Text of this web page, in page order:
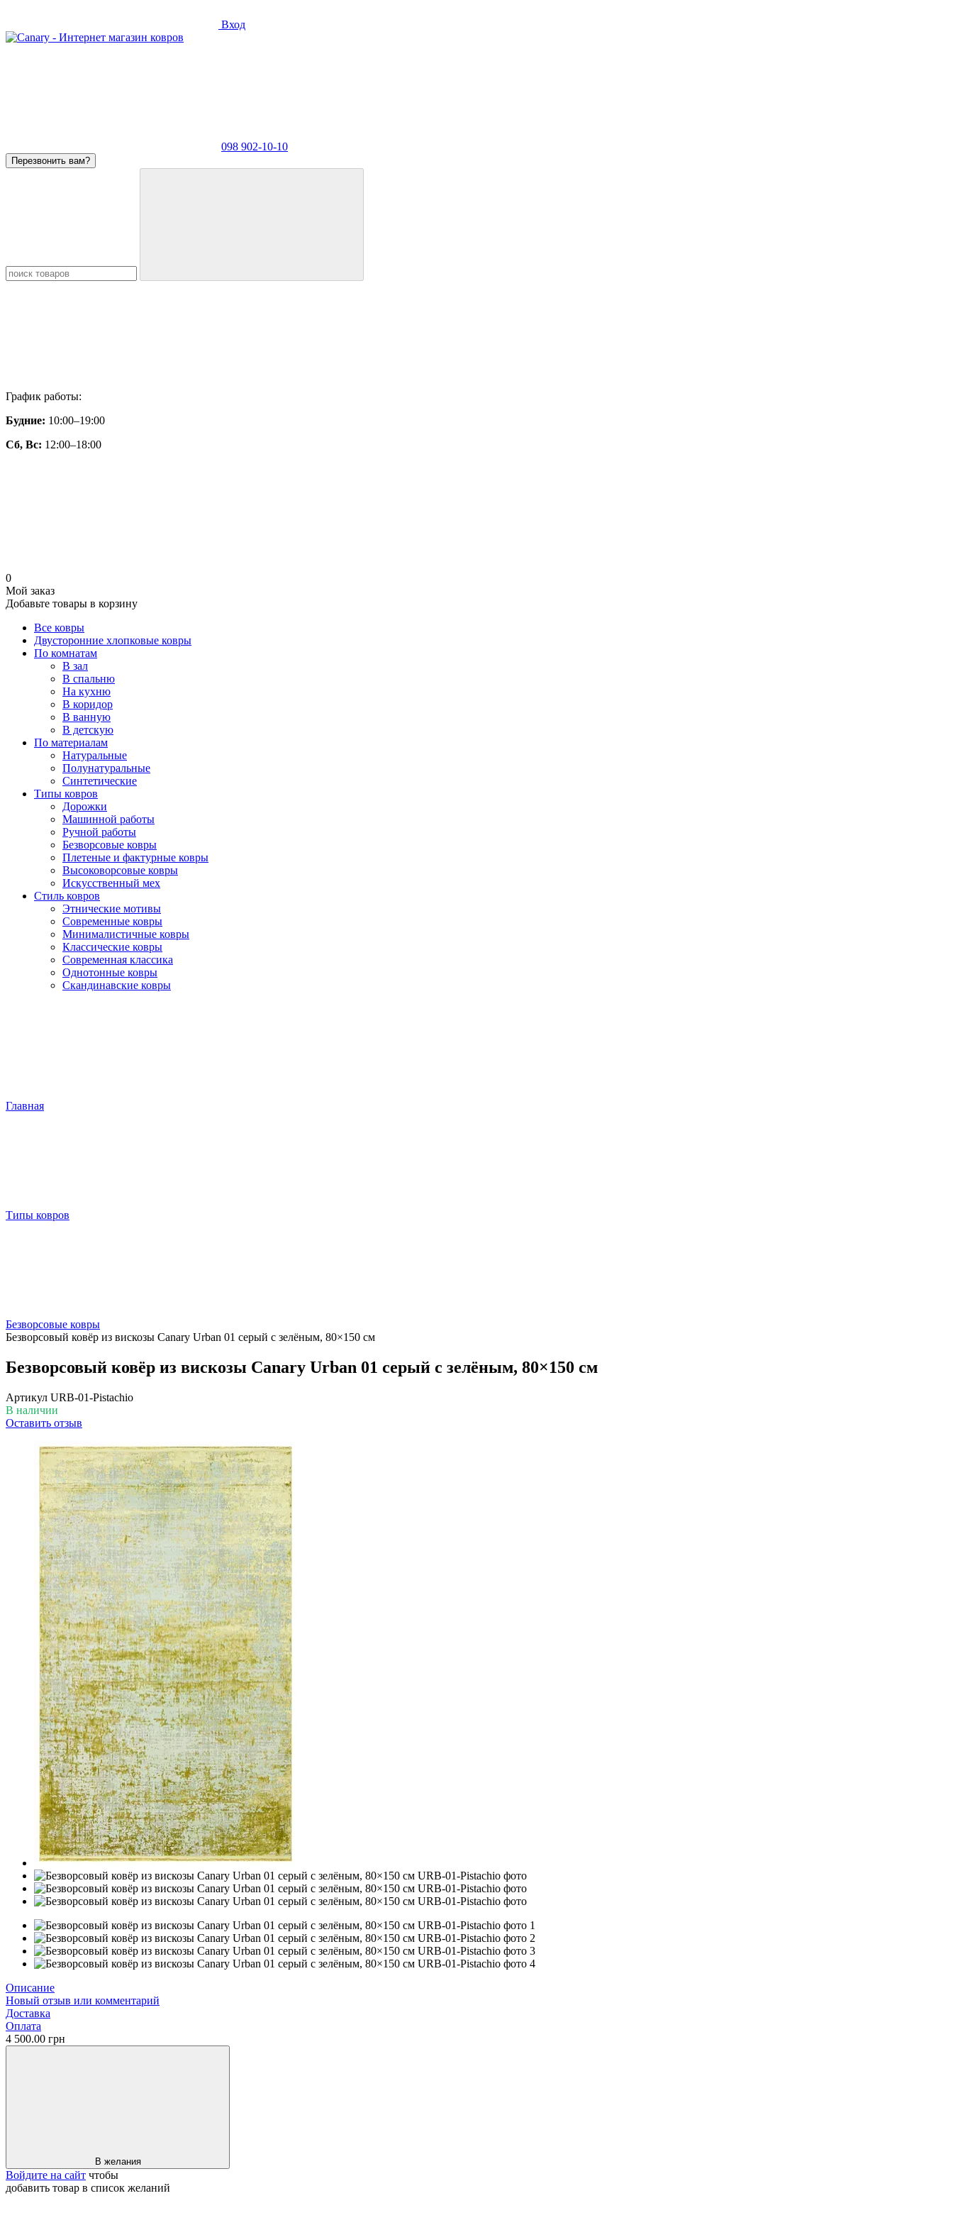
Вход
098 902-10-10
Перезвонить вам?
График работы:
Будние: 10:00–19:00
Сб, Вс: 12:00–18:00
0
Мой заказ
Добавьте товары в корзину
Все ковры
Двусторонние хлопковые ковры
По комнатам
В зал
В спальню
На кухню
В коридор
В ванную
В детскую
По материалам
Натуральные
Полунатуральные
Синтетические
Типы ковров
Дорожки
Машинной работы
Ручной работы
Безворсовые ковры
Плетеные и фактурные ковры
Высоковорсовые ковры
Искусственный мех
Стиль ковров
Этнические мотивы
Современные ковры
Минималистичные ковры
Классические ковры
Современная классика
Однотонные ковры
Скандинавские ковры
Главная
Типы ковров
Безворсовые ковры
Безворсовый ковёр из вискозы Canary Urban 01 серый с зелёным, 80×150 см
Безворсовый ковёр из вискозы Canary Urban 01 серый с зелёным, 80×150 см
Артикул URB-01-Pistachio
В наличии
Оставить отзыв
Описание
Новый отзыв или комментарий
Доставка
Оплата
4 500.00 грн
В желания
Войдите на сайт чтобы
добавить товар в список желаний